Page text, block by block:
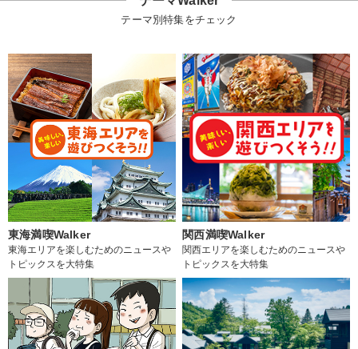
テーマ別特集をチェック
東海満喫Walker
東海エリアを楽しむためのニュースや
トピックスを大特集
関西満喫Walker
関西エリアを楽しむためのニュースや
トピックスを大特集